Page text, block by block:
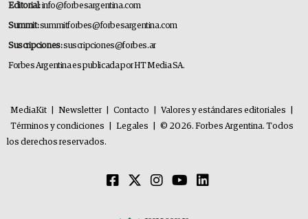
Editorial:info@forbesargentina.com
Summit:summitforbes@forbesargentina.com
Suscripciones:suscripciones@forbes.ar
Forbes Argentina es publicada por HT Media SA.
MediaKit Newsletter Contacto Valores y estándares editoriales
Términos y condiciones
Legales
© 2026. Forbes Argentina. Todos
los derechos reservados.